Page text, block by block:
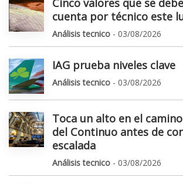
Cinco valores que se
cuenta por técnico este
Análisis tecnico - 03/08/2026
IAG prueba niveles clave
Análisis tecnico - 03/08/2026
Toca un alto en el
del Continuo antes de
escalada
Análisis tecnico - 03/08/2026